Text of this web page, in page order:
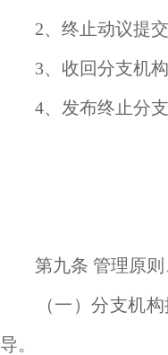
2、终止动议提
3、收回分支机
4、发布终止分
第九条 管理原则
（一）分支机构
导。